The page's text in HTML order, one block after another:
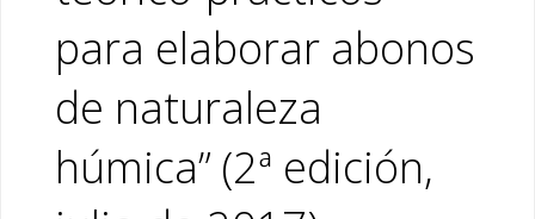
para elaborar abonos
de naturaleza
húmica” (2ª edición,